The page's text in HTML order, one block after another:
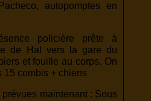
autopomptes en
policière prête à
de Hal vers la gare du
et fouille au corps. On
15 combis + chiens
maintenant : Sous